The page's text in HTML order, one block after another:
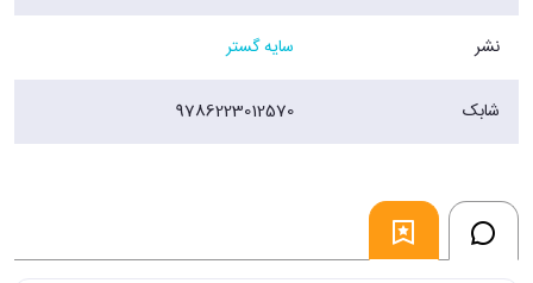
نشر سایه گستر
شابک 9786223012570